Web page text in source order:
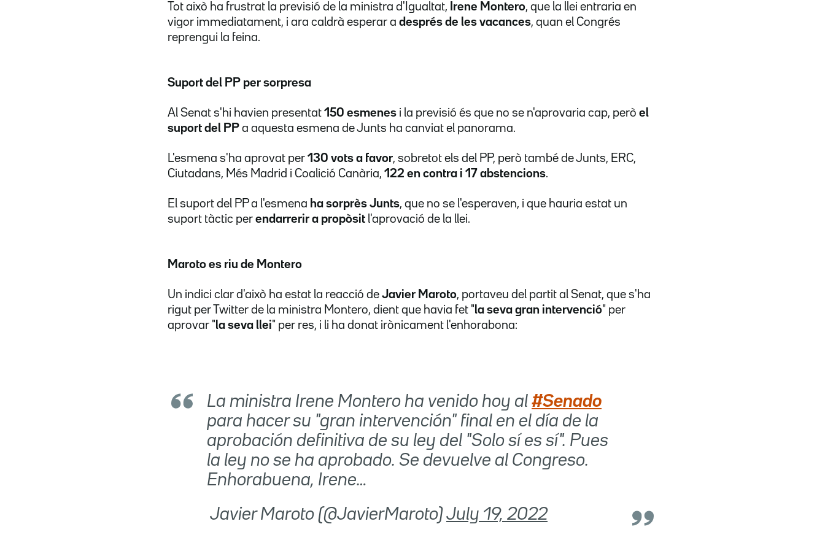
Tot això ha frustrat la previsió de la ministra d'Igualtat, Irene Montero, que la llei entraria en
vigor immediatament, i ara caldrà esperar a després de les vacances, quan el Congrés
reprengui la feina.
Suport del PP per sorpresa
Al Senat s'hi havien presentat 150 esmenes i la previsió és que no se n'aprovaria cap, però el
suport del PP a aquesta esmena de Junts ha canviat el panorama.
L'esmena s'ha aprovat per 130 vots a favor, sobretot els del PP, però també de Junts, ERC,
Ciutadans, Més Madrid i Coalició Canària, 122 en contra i 17 abstencions.
El suport del PP a l'esmena ha sorprès Junts, que no se l'esperaven, i que hauria estat un
suport tàctic per endarrerir a propòsit l'aprovació de la llei.
Maroto es riu de Montero
Un indici clar d'això ha estat la reacció de Javier Maroto, portaveu del partit al Senat, que s'ha
rigut per Twitter de la ministra Montero, dient que havia fet " la seva gran intervenció" per
aprovar " la seva llei" per res, i li ha donat irònicament l'enhorabona:
La ministra Irene Montero ha venido hoy al #Senado
para hacer su "gran intervención" final en el día de la
aprobación definitiva de su ley del "Solo sí es sí". Pues
la ley no se ha aprobado. Se devuelve al Congreso.
Enhorabuena, Irene…
 Javier Maroto (@JavierMaroto)July 19, 2022